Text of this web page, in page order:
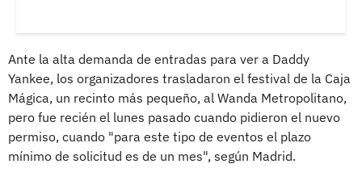
Ante la alta demanda de entradas para ver a Daddy
Yankee, los organizadores trasladaron el festival de la Caja
Mágica, un recinto más pequeño, al Wanda Metropolitano,
pero fue recién el lunes pasado cuando pidieron el nuevo
permiso, cuando "para este tipo de eventos el plazo
mínimo de solicitud es de un mes", según Madrid.